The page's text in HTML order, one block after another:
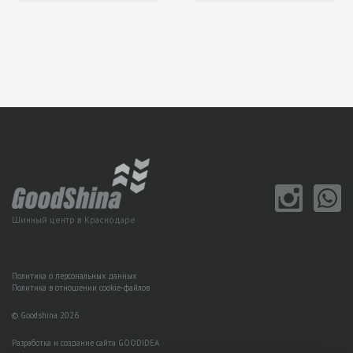
Шинный центр в Краснодаре
Политика о персональных данных
Политика в отношении cookie-файлов
© Goodshina 2026
Разработка и создание сайта GOODIDEA